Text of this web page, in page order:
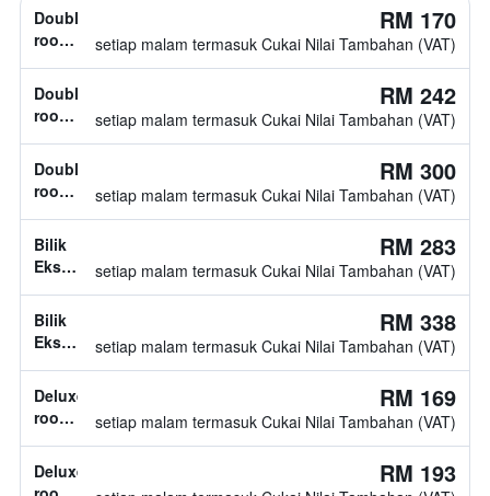
Double
room,
katil
tidak
diketahui
RM 170
setiap malam termasuk Cukai Nilai Tambahan (VAT)
Double
room,
katil
double
RM 242
setiap malam termasuk Cukai Nilai Tambahan (VAT)
Double
room,
katil
tidak
diketahui
RM 300
setiap malam termasuk Cukai Nilai Tambahan (VAT)
Bilik
Eksekutif,
katil
tidak
diketahui
RM 283
setiap malam termasuk Cukai Nilai Tambahan (VAT)
Bilik
Eksekutif,
katil
tidak
diketahui
RM 338
setiap malam termasuk Cukai Nilai Tambahan (VAT)
Deluxe
room,
katil
tidak
RM 169
setiap malam termasuk Cukai Nilai Tambahan (VAT)
Deluxe
RM 193